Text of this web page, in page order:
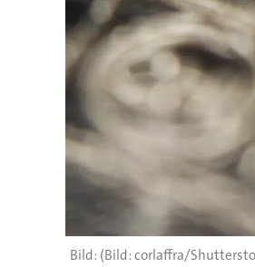
(Bild: corlaffra/